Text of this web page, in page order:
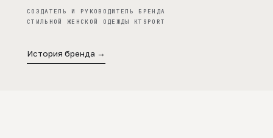
СОЗДАТЕЛЬ И РУКОВОДИТЕЛЬ БРЕНДА
СТИЛЬНОЙ ЖЕНСКОЙ ОДЕЖДЫ KTSPORT
История бренда →